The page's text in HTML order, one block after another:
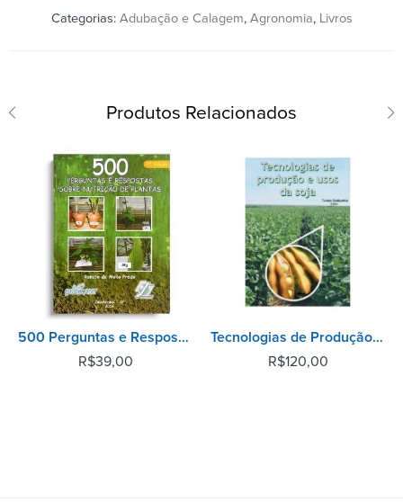
Categorias: Adubação e Calagem, Agronomia, Livros
Produtos Relacionados
500 Perguntas e Respostas Sobre Nutrição de Plantas - 2° Edição
R$39,00
Tecnologias de Produção e Usos da Soja
R$120,00